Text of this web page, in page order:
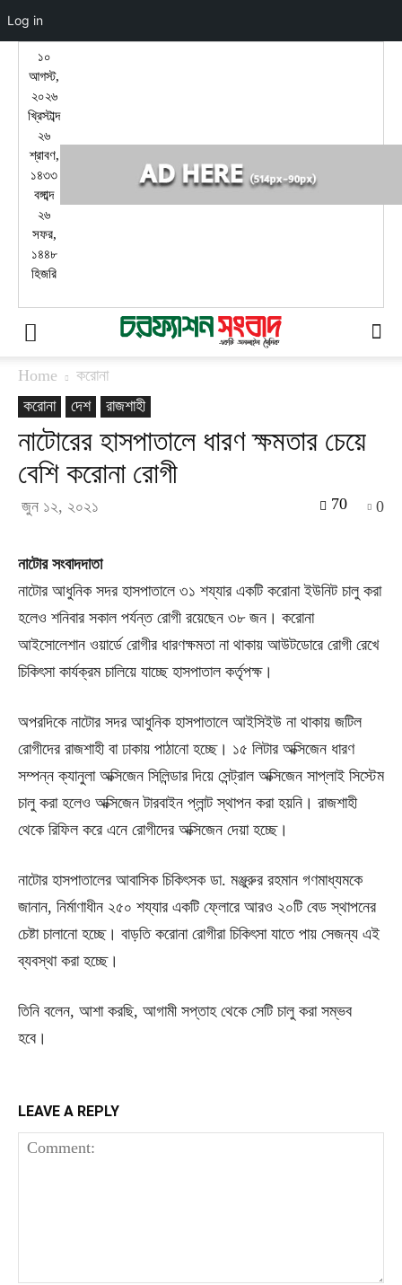
১০
আগস্ট,
২০২৬
খ্রিস্টাব্দ
২৬
শ্রাবণ,
১৪৩৩
বঙ্গাব্দ
২৬
সফর,
১৪৪৮
হিজরি
Home
করোনা
করোনা
দেশ রাজশাহী
নাটোরের হাসপাতালে ধারণ ক্ষমতার চেয়ে
বেশি করোনা রোগী
জুন ১২, ২০২১ 0
70
নাটোর সংবাদদাতা
নাটোর আধুনিক সদর হাসপাতালে ৩১ শয্যার একটি করোনা ইউনিট চালু করা
হলেও শনিবার সকাল পর্যন্ত রোগী রয়েছেন ৩৮ জন। করোনা
আইসোলেশান ওয়ার্ডে রোগীর ধারণক্ষমতা না থাকায় আউটডোরে রোগী রেখে
চিকিৎসা কার্যক্রম চালিয়ে যাচ্ছে হাসপাতাল কর্তৃপক্ষ।
অপরদিকে নাটোর সদর আধুনিক হাসপাতালে আইসিইউ না থাকায় জটিল
রোগীদের রাজশাহী বা ঢাকায় পাঠানো হচ্ছে। ১৫ লিটার অক্সিজেন ধারণ
সম্পন্ন ক্যানুলা অক্সিজেন সিলিন্ডার দিয়ে সেন্ট্রাল অক্সিজেন সাপ্লাই সিস্টেম
চালু করা হলেও অক্সিজেন টারবাইন প্লান্ট স্থাপন করা হয়নি। রাজশাহী
থেকে রিফিল করে এনে রোগীদের অক্সিজেন দেয়া হচ্ছে।
নাটোর হাসপাতালের আবাসিক চিকিৎসক ডা. মঞ্জুরুর রহমান গণমাধ্যমকে
জানান, নির্মাণাধীন ২৫০ শয্যার একটি ফ্লোরে আরও ২০টি বেড স্থাপনের
চেষ্টা চালানো হচ্ছে। বাড়তি করোনা রোগীরা চিকিৎসা যাতে পায় সেজন্য এই
ব্যবস্থা করা হচ্ছে।
তিনি বলেন, আশা করছি, আগামী সপ্তাহ থেকে সেটি চালু করা সম্ভব
হবে।
LEAVE A REPLY
Log in